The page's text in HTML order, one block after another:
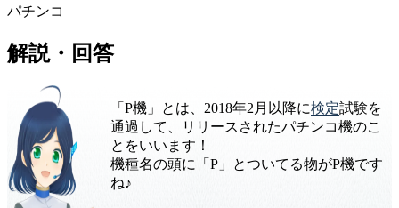
パチンコ
解説・回答
「P機」とは、2018年2月以降に検定試験を
通過して、リリースされたパチンコ機のこ
とをいいます！
機種名の頭に「P」とついてる物がP機です
ね♪